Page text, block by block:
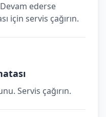
ederse
için servis çağırın.
Servis çağırın.